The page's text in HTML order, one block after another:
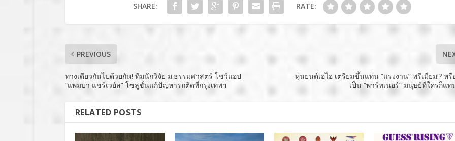
SHARE: RATE:
PREVIOUS
ทางเดียวกันไปด้วยกัน! ทีมนักวิจัย ม.ธรรมศาสตร์ โชว์แอป
“แพมบา แชร์เวย์ส” โซลูชั่นแก้ปัญหารถติดที่กรุงเทพฯ
หุ่นยนต์เอไอ เตรียมขึ้นแท่น “แรงงาน” พรีเมี่ยม!? หรื
เป็น “พาร์ทเนอร์” มนุษย์ที่ใครก็แท
RELATED POSTS